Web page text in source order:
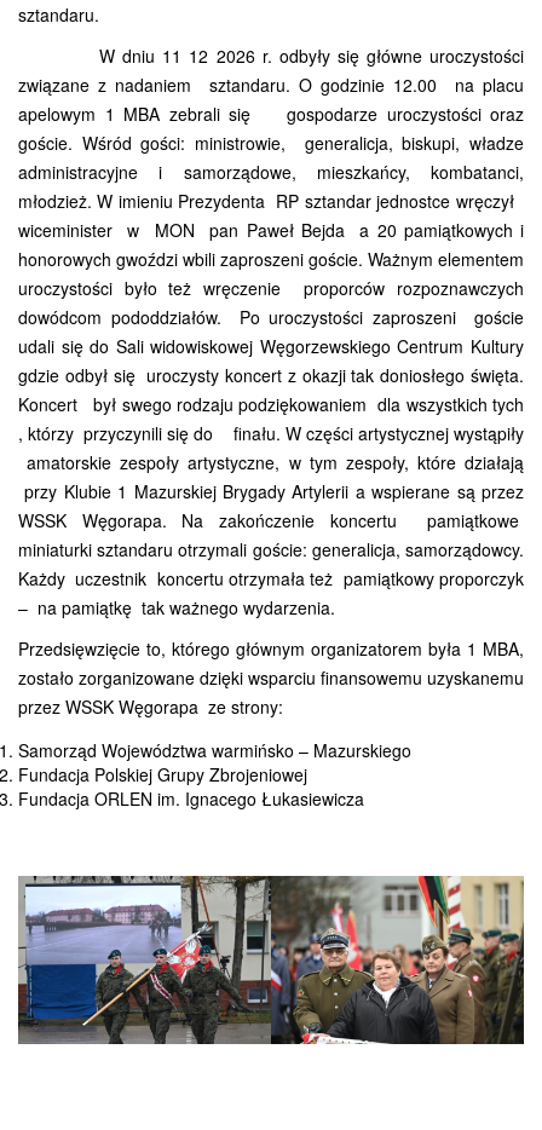
sztandaru.
W dniu 11 12 2026 r. odbyły się główne uroczystości
związane z nadaniem sztandaru. O godzinie 12.00 na placu
apelowym 1 MBA zebrali się gospodarze uroczystości oraz
goście. Wśród gości: ministrowie, generalicja, biskupi, władze
administracyjne i samorządowe, mieszkańcy, kombatanci,
młodzież. W imieniu Prezydenta RP sztandar jednostce wręczył
wiceminister w MON pan Paweł Bejda a 20 pamiątkowych i
honorowych gwoździ wbili zaproszeni goście. Ważnym elementem
uroczystości było też wręczenie proporców rozpoznawczych
dowódcom pododdziałów. Po uroczystości zaproszeni goście
udali się do Sali widowiskowej Węgorzewskiego Centrum Kultury
gdzie odbył się uroczysty koncert z okazji tak doniosłego święta.
Koncert był swego rodzaju podziękowaniem dla wszystkich tych
, którzy przyczynili się do finału. W części artystycznej wystąpiły
amatorskie zespoły artystyczne, w tym zespoły, które działają
przy Klubie 1 Mazurskiej Brygady Artylerii a wspierane są przez
WSSK Węgorapa. Na zakończenie koncertu pamiątkowe
miniaturki sztandaru otrzymali goście: generalicja, samorządowcy.
Każdy uczestnik koncertu otrzymała też pamiątkowy proporczyk
– na pamiątkę tak ważnego wydarzenia.
Przedsięwzięcie to, którego głównym organizatorem była 1 MBA,
zostało zorganizowane dzięki wsparciu finansowemu uzyskanemu
przez WSSK Węgorapa ze strony:
Samorząd Województwa warmińsko – Mazurskiego
Fundacja Polskiej Grupy Zbrojeniowej
Fundacja ORLEN im. Ignacego Łukasiewicza